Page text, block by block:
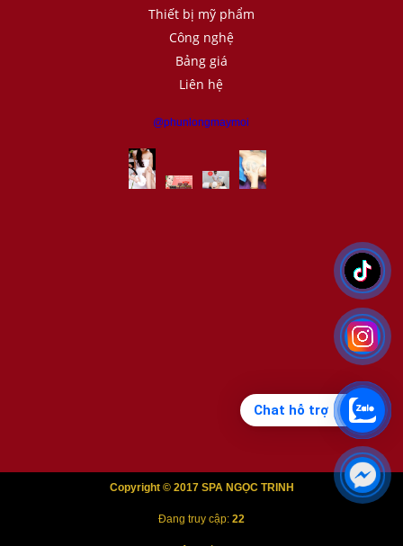
Thiết bị mỹ phẩm
Công nghệ
Bảng giá
Liên hệ
@phunlongmaymoi
Copyright © 2017 SPA NGỌC TRINH
Đang truy cập: 22
Chat hỗ trợ